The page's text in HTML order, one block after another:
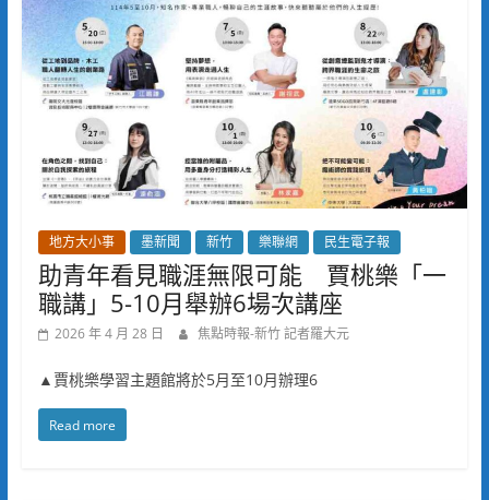
地方大小事 墨新聞 新竹 樂聯網 民生電子報
助青年看見職涯無限可能 賈桃樂「一
職講」5-10月舉辦6場次講座
2026 年 4 月 28 日 焦點時報-新竹 記者羅大元
▲賈桃樂學習主題館將於5月至10月辦理6
Read more